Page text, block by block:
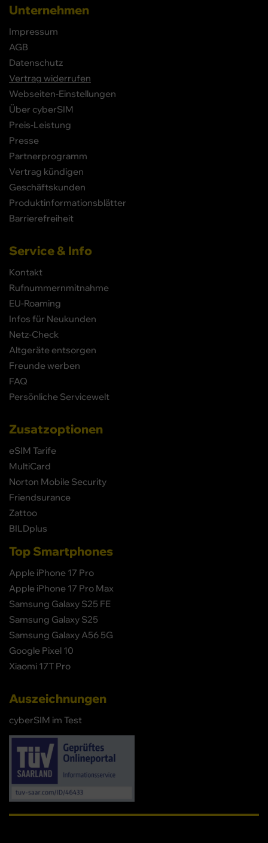
Unternehmen
Impressum
AGB
Datenschutz
Vertrag widerrufen
Webseiten-Einstellungen
Über cyberSIM
Preis-Leistung
Presse
Partnerprogramm
Vertrag kündigen
Geschäftskunden
Produktinformationsblätter
Barrierefreiheit
Service & Info
Kontakt
Rufnummernmitnahme
EU-Roaming
Infos für Neukunden
Netz-Check
Altgeräte entsorgen
Freunde werben
FAQ
Persönliche Servicewelt
Zusatzoptionen
eSIM Tarife
MultiCard
Norton Mobile Security
Friendsurance
Zattoo
BILDplus
Top Smartphones
Apple iPhone 17 Pro
Apple iPhone 17 Pro Max
Samsung Galaxy S25 FE
Samsung Galaxy S25
Samsung Galaxy A56 5G
Google Pixel 10
Xiaomi 17T Pro
Auszeichnungen
cyberSIM im Test